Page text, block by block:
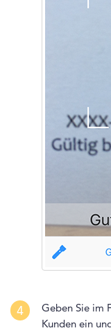
4 Geben Sie im
Kunden ein